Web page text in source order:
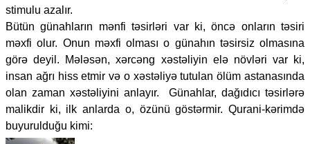
stimulu azalır.
Bütün günahların mənfi təsirləri var ki, öncə onların təsiri
məxfi olur. Onun məxfi olması o günahın təsirsiz olmasına
görə deyil. Mələsən, xərcəng xəstəliyin elə növləri var ki,
insan ağrı hiss etmir və o xəstəliyə tutulan ölüm astanasında
olan zaman xəstəliyini anlayır. Günahlar, dağıdıcı təsirlərə
malikdir ki, ilk anlarda o, özünü göstərmir. Qurani-kərimdə
buyurulduğu kimi: